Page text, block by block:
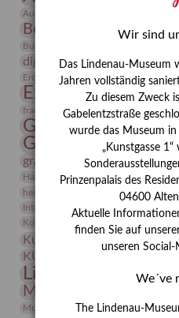
Ausstellung „Vier Winde“
Bernhard August von
Burg Posterstein
digitallabor Entartete Kunst
Erdmann Julius Dietrich
Expressionismus
frauen Frauen in der Antike
Gerhard-
Gerhard
grafische sammlung
Hanns-Conon von der Gabelentz
herman de vries Humboldt
Insekten
Integriertes Schädlingsmanagement
Kolosseum
Kunstmuseum
KUNSTWAND
Lindenau-Museum
Museumsgeschichte
Museumspädagogik Mäzen
Wir sind
Das Lindenau-Museum
Jahren vollständig
Zu diesem Zweck
Gabelentzstraße
wurde das Museum
„Kunstgasse
Prinzenpalais des
04600
Aktuelle
finden Sie auf
unseren Social-
We´ve
The Lindenau-